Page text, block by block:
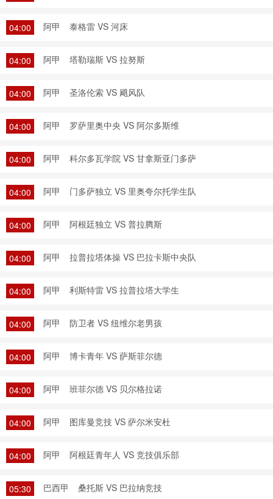
04:00 阿甲 泰格雷 VS 河床
04:00 阿甲 塔勒瑞斯 VS 拉努斯
04:00 阿甲 圣洛伦索 VS 飓风队
04:00 阿甲 罗萨里奥中央 VS 阿尔多斯维
04:00 阿甲 科尔多瓦学院 VS 甘拿斯亚门多萨
04:00 阿甲 门多萨独立 VS 里奥夸尔托学生队
04:00 阿甲 阿根廷独立 VS 普拉腾斯
04:00 阿甲 拉普拉塔体操 VS 巴拉卡斯中央队
04:00 阿甲 利斯特雷 VS 拉普拉塔大学生
04:00 阿甲 防卫者 VS 纽维尔老男孩
04:00 阿甲 博卡青年 VS 萨斯菲尔德
04:00 阿甲 班菲尔德 VS 贝尔格拉诺
04:00 阿甲 图库曼竞技 VS 萨尔米安杜
04:00 阿甲 阿根廷青年人 VS 竞技俱乐部
05:30 巴西甲 桑托斯 VS 巴拉纳竞技